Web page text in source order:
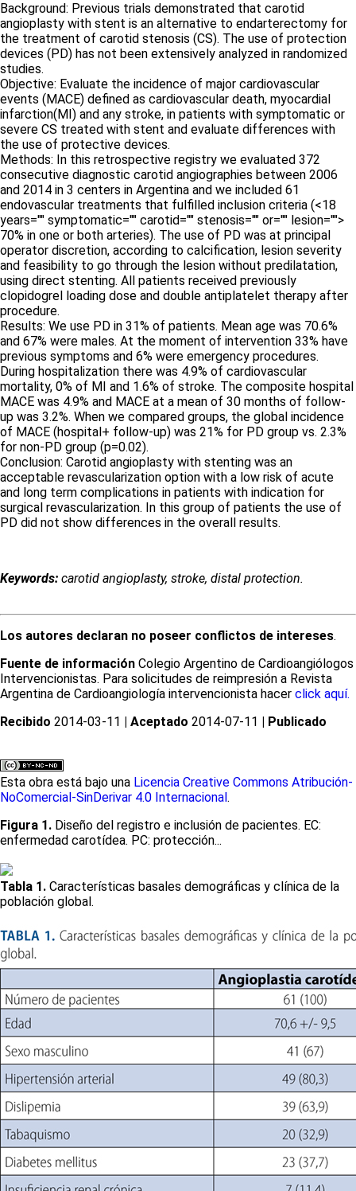
Background: Previous trials demonstrated that carotid
angioplasty with stent is an alternative to endarterectomy for
the treatment of carotid stenosis (CS). The use of protection
devices (PD) has not been extensively analyzed in randomized
studies.
Objective: Evaluate the incidence of major cardiovascular
events (MACE) defined as cardiovascular death, myocardial
infarction(MI) and any stroke, in patients with symptomatic or
severe CS treated with stent and evaluate differences with
the use of protective devices.
Methods: In this retrospective registry we evaluated 372
consecutive diagnostic carotid angiographies between 2006
and 2014 in 3 centers in Argentina and we included 61
endovascular treatments that fulfilled inclusion criteria (<18
years="" symptomatic="" carotid="" stenosis="" or="" lesion="">
70% in one or both arteries). The use of PD was at principal
operator discretion, according to calcification, lesion severity
and feasibility to go through the lesion without predilatation,
using direct stenting. All patients received previously
clopidogrel loading dose and double antiplatelet therapy after
procedure.
Results: We use PD in 31% of patients. Mean age was 70.6%
and 67% were males. At the moment of intervention 33% have
previous symptoms and 6% were emergency procedures.
During hospitalization there was 4.9% of cardiovascular
mortality, 0% of MI and 1.6% of stroke. The composite hospital
MACE was 4.9% and MACE at a mean of 30 months of follow-
up was 3.2%. When we compared groups, the global incidence
of MACE (hospital+ follow-up) was 21% for PD group vs. 2.3%
for non-PD group (p=0.02).
Conclusion: Carotid angioplasty with stenting was an
acceptable revascularization option with a low risk of acute
and long term complications in patients with indication for
surgical revascularization. In this group of patients the use of
PD did not show differences in the overall results.
Keywords: carotid angioplasty, stroke, distal protection.
Los autores declaran no poseer conflictos de intereses.
Fuente de información Colegio Argentino de Cardioangiólogos
Intervencionistas. Para solicitudes de reimpresión a Revista
Argentina de Cardioangiología intervencionista hacer click aquí.
Recibido 2014-03-11 | Aceptado 2014-07-11 | Publicado
Esta obra está bajo una Licencia Creative Commons Atribución-
NoComercial-SinDerivar 4.0 Internacional.
Figura 1. Diseño del registro e inclusión de pacientes. EC:
enfermedad carotídea. PC: protección...
Tabla 1. Características basales demográficas y clínica de la
población global.